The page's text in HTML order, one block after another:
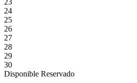
24
25
26
27
28
29
30
Disponible Reservado